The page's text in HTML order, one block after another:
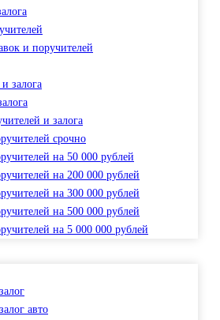
и поручителей
залога
и залога
срочно
на 50 000 рублей
на 200 000 рублей
на 300 000 рублей
на 500 000 рублей
на 5 000 000 рублей
авто